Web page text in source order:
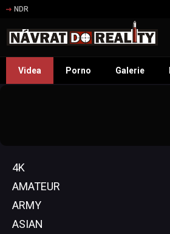
NDR
Videa Porno Galerie
4K
AMATEUR
ARMY
ASIAN